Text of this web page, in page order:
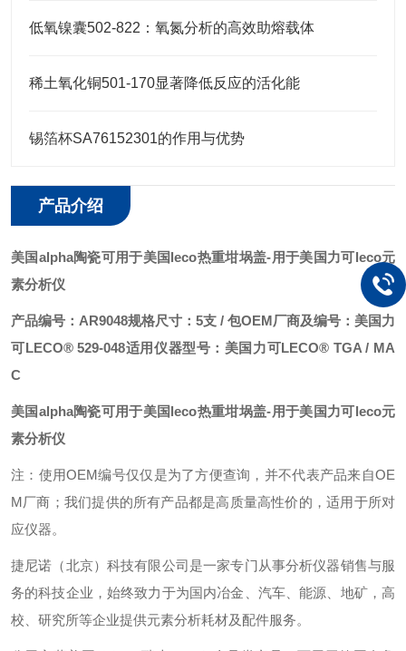
低氧镍囊502-822：氧氮分析的高效助熔载体
稀土氧化铜501-170显著降低反应的活化能
锡箔杯SA76152301的作用与优势
产品介绍
美国alpha陶瓷可用于美国leco热重坩埚盖-用于美国力可leco元
素分析仪
产品编号：AR9048规格尺寸：5支 / 包OEM厂商及编号：美国力
可LECO® 529-048适用仪器型号：美国力可LECO® TGA / MA
C
美国alpha陶瓷可用于美国leco热重坩埚盖-用于美国力可leco元
素分析仪
注：使用OEM编号仅仅是为了方便查询，并不代表产品来自OE
M厂商；我们提供的所有产品都是高质量高性价的，适用于所对
应仪器。
捷尼诺（北京）科技有限公司是一家专门从事分析仪器销售与服
务的科技企业，始终致力于为国内冶金、汽车、能源、地矿，高
校、研究所等企业提供元素分析耗材及配件服务。